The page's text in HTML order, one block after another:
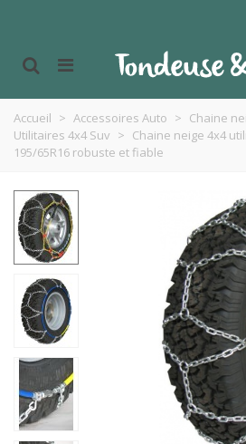
Accueil > Accessoires Auto > Chaine
Utilitaires 4x4 Suv > Chaine neige 4x4
195/65R16 robuste et fiable